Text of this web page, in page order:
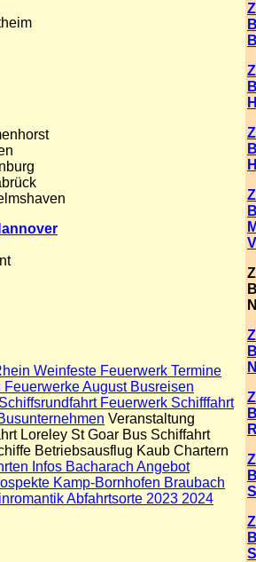
Weinfeste Feuerwerk Termine
August Busreisen
Feuerwerk Schifffahrt
Veranstaltung
Loreley St Goar Bus Schiffahrt
Betriebsausflug Kaub Chartern
Infos Bacharach Angebot
Kamp-Bornhofen Braubach
Abfahrtsorte 2023 2024